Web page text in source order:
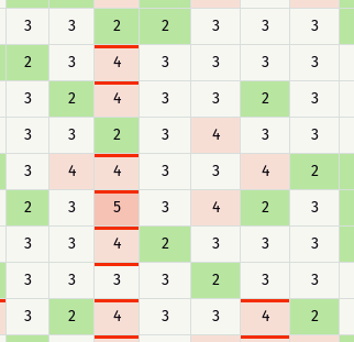
3 3 2 2 3 3 3
2 3 4 3 3 3 3
3 2 4 3 3 2 3
3 3 2 3 4 3 3
3 4 4 3 3 4 2
2 3 5 3 4 2 3
3 3 4 2 3 3 3
3 3 3 3 2 3 3
3 2 4 3 3 4 2